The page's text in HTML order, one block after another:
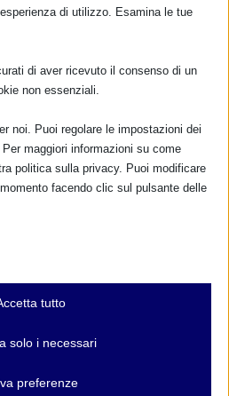
di utilizzo. Esamina le tue
di aver ricevuto il consenso di un
non essenziali.
noi. Puoi regolare le impostazioni dei
maggiori informazioni su come
politica sulla privacy. Puoi modificare
facendo clic sul pulsante delle
abilitano le funzioni di base e sono
dell'utente secondo il GDPR.
tutto
solo i necessari
preferenze